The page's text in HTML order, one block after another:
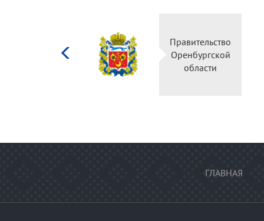
Правительство
Оренбургской
области
ГЛАВНАЯ